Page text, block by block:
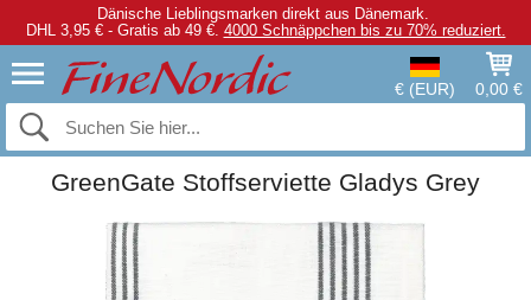
Dänische Lieblingsmarken direkt aus Dänemark.
DHL 3,95 € - Gratis ab 49 €. 4000 Schnäppchen bis zu 70% reduziert.
€ (EUR) 0,00 €
GreenGate Stoffserviette Gladys Grey